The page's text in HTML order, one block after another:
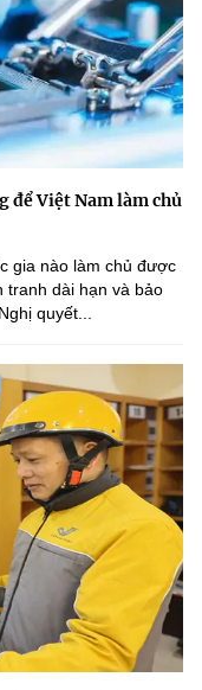
để Việt Nam làm chủ
gia nào làm chủ được
tranh dài hạn và bảo
quyết...